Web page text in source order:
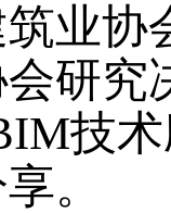
业协
研究
技
。